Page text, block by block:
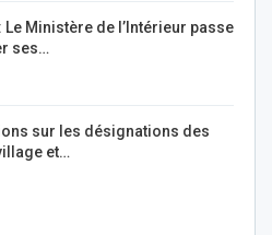
Le Ministère de l’Intérieur passe
ses…
sur les désignations des
et…